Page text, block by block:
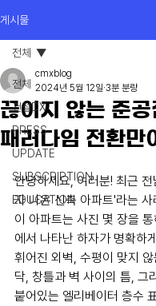
게시물
전체
건설DX
PRESS
UPDATE
SUBSCRIPTION
EDUCATION
전체
끊이지 않는 준
패러다임 전환만
cmxblog
2024년 5월 12일 3분 분량
안녕하세요, 여러분! 최근
자 나온 신축 아파트'라는
이 아파트는 사진 몇 장을
에서 나타난 하자가 명확하
휘어진 외벽, 수평이 맞지
닥, 창틀과 벽 사이의 틈, 그
붙어있는 엘리베이터 층수